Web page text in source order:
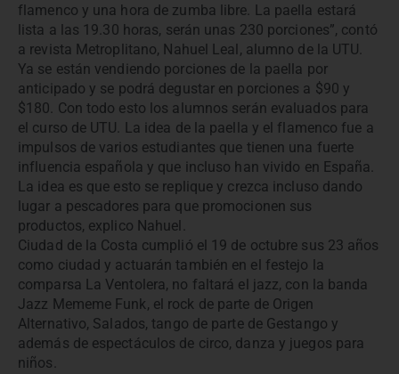
flamenco y una hora de zumba libre. La paella estará
lista a las 19.30 horas, serán unas 230 porciones”, contó
a revista Metroplitano, Nahuel Leal, alumno de la UTU.
Ya se están vendiendo porciones de la paella por
anticipado y se podrá degustar en porciones a $90 y
$180. Con todo esto los alumnos serán evaluados para
el curso de UTU. La idea de la paella y el flamenco fue a
impulsos de varios estudiantes que tienen una fuerte
influencia española y que incluso han vivido en España.
La idea es que esto se replique y crezca incluso dando
lugar a pescadores para que promocionen sus
productos, explico Nahuel.
Ciudad de la Costa cumplió el 19 de octubre sus 23 años
como ciudad y actuarán también en el festejo la
comparsa La Ventolera, no faltará el jazz, con la banda
Jazz Mememe Funk, el rock de parte de Origen
Alternativo, Salados, tango de parte de Gestango y
además de espectáculos de circo, danza y juegos para
niños.